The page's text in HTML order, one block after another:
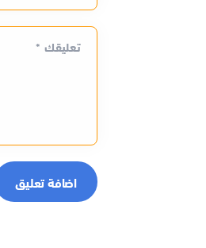
تعليقك *
اضافة تعليق